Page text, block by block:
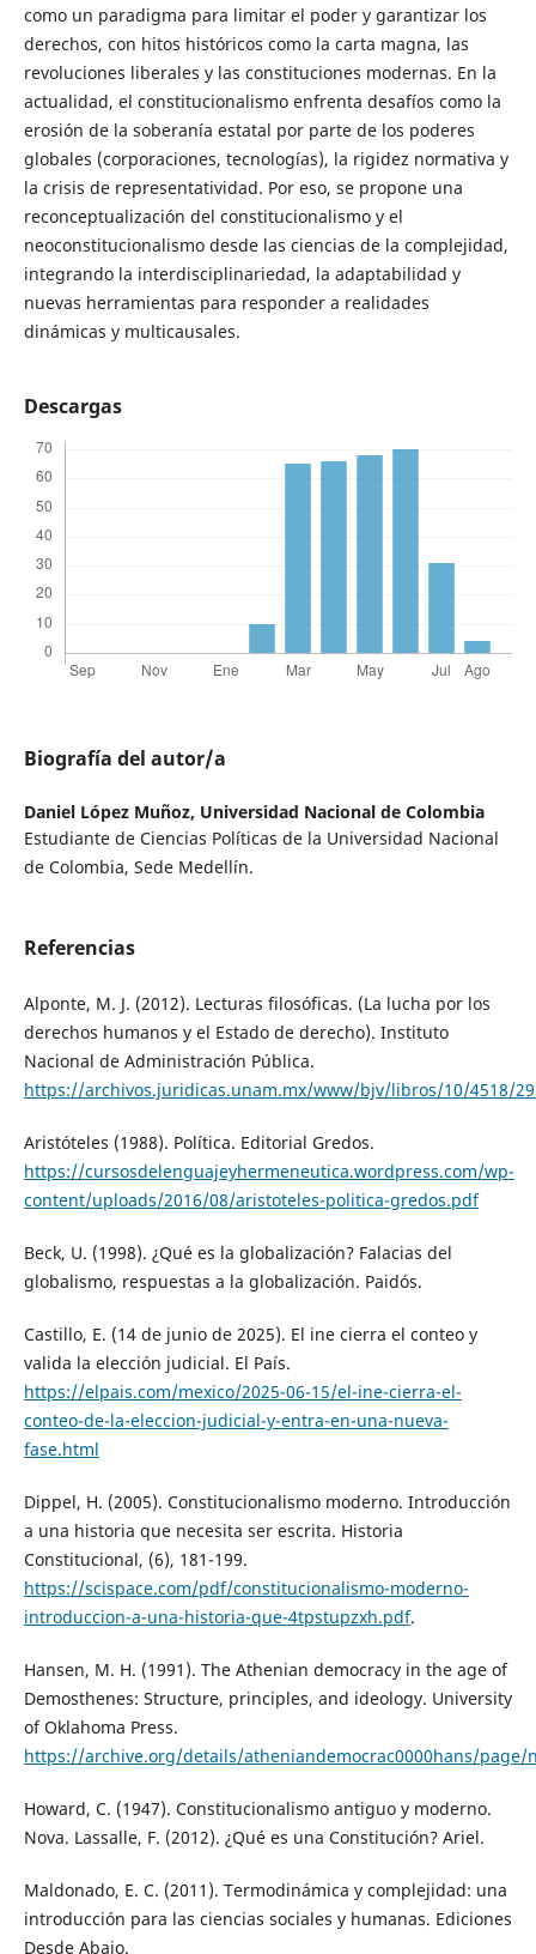
como un paradigma para limitar el poder y garantizar los
derechos, con hitos históricos como la carta magna, las
revoluciones liberales y las constituciones modernas. En la
actualidad, el constitucionalismo enfrenta desafíos como la
erosión de la soberanía estatal por parte de los poderes
globales (corporaciones, tecnologías), la rigidez normativa y
la crisis de representatividad. Por eso, se propone una
reconceptualización del constitucionalismo y el
neoconstitucionalismo desde las ciencias de la complejidad,
integrando la interdisciplinariedad, la adaptabilidad y
nuevas herramientas para responder a realidades
dinámicas y multicausales.
Descargas
Biografía del autor/a
Daniel López Muñoz, Universidad Nacional de Colombia
Estudiante de Ciencias Políticas de la Universidad Nacional
de Colombia, Sede Medellín.
Referencias
Alponte, M. J. (2012). Lecturas filosóficas. (La lucha por los
derechos humanos y el Estado de derecho). Instituto
Nacional de Administración Pública.
https://archivos.juridicas.unam.mx/www/bjv/libros/10/4518/
Aristóteles (1988). Política. Editorial Gredos.
https://cursosdelenguajeyhermeneutica.wordpress.com/wp-
content/uploads/2016/08/aristoteles-politica-gredos.pdf
Beck, U. (1998). ¿Qué es la globalización? Falacias del
globalismo, respuestas a la globalización. Paidós.
Castillo, E. (14 de junio de 2025). El ine cierra el conteo y
valida la elección judicial. El País.
https://elpais.com/mexico/2025-06-15/el-ine-cierra-el-
conteo-de-la-eleccion-judicial-y-entra-en-una-nueva-
fase.html
Dippel, H. (2005). Constitucionalismo moderno. Introducción
a una historia que necesita ser escrita. Historia
Constitucional, (6), 181-199.
https://scispace.com/pdf/constitucionalismo-moderno-
introduccion-a-una-historia-que-4tpstupzxh.pdf.
Hansen, M. H. (1991). The Athenian democracy in the age of
Demosthenes: Structure, principles, and ideology. University
of Oklahoma Press.
https://archive.org/details/atheniandemocrac0000hans/page/
Howard, C. (1947). Constitucionalismo antiguo y moderno.
Nova. Lassalle, F. (2012). ¿Qué es una Constitución? Ariel.
Maldonado, E. C. (2011). Termodinámica y complejidad: una
introducción para las ciencias sociales y humanas. Ediciones
Desde Abajo.